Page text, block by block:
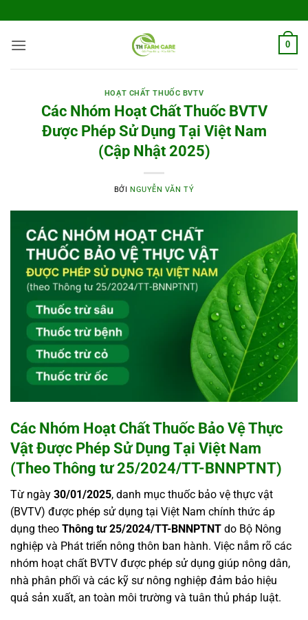
qua
nội
0
HOẠT CHẤT THUỐC BVTV
Các Nhóm Hoạt Chất Thuốc BVTV
Được Phép Sử Dụng Tại Việt Nam
(Cập Nhật 2025)
BỞI NGUYỄN VĂN TÝ
Các Nhóm Hoạt Chất Thuốc Bảo Vệ Thực
Vật Được Phép Sử Dụng Tại Việt Nam
(Theo Thông tư 25/2024/TT-BNNPTNT)
Từ ngày 30/01/2025, danh mục thuốc bảo vệ thực vật
(BVTV) được phép sử dụng tại Việt Nam chính thức áp
dụng theo Thông tư 25/2024/TT-BNNPTNT do Bộ Nông
nghiệp và Phát triển nông thôn ban hành. Việc nắm rõ các
nhóm hoạt chất BVTV được phép sử dụng giúp nông dân,
nhà phân phối và các kỹ sư nông nghiệp đảm bảo hiệu
quả sản xuất, an toàn môi trường và tuân thủ pháp luật.